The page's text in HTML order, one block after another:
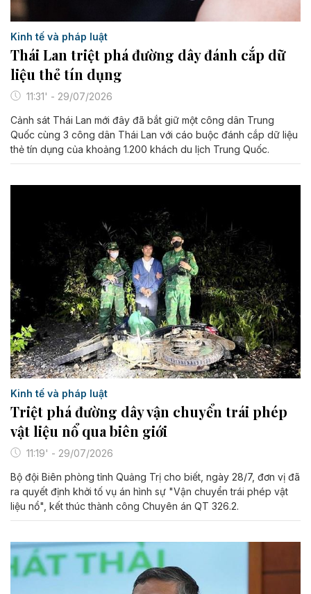
Kinh tế và pháp luật
Thái Lan triệt phá đường dây đánh cắp dữ
liệu thẻ tín dụng
11:31' - 29/07/2026
Cảnh sát Thái Lan mới đây đã bắt giữ một công dân Trung
Quốc cùng 3 công dân Thái Lan với cáo buộc đánh cắp dữ liệu
thẻ tín dụng của khoảng 1.200 khách du lịch Trung Quốc.
Kinh tế và pháp luật
Triệt phá đường dây vận chuyển trái phép
vật liệu nổ qua biên giới
11:19' - 29/07/2026
Bộ đội Biên phòng tỉnh Quảng Trị cho biết, ngày 28/7, đơn vị đã
ra quyết định khởi tố vụ án hình sự "Vận chuyển trái phép vật
liệu nổ", kết thúc thành công Chuyên án QT 326.2.